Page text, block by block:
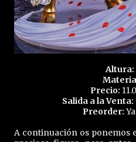
Altura:
Precio:
Salida a la Venta:
Preorder:
A continuación os ponemos